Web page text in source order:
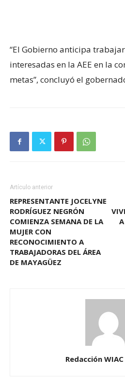
“El Gobierno anticipa
interesadas en la AEE en la
metas”, concluyó el
Artículo anterior
REPRESENTANTE JOCELYNE
RODRÍGUEZ NEGRÓN
COMIENZA SEMANA DE LA
MUJER CON
RECONOCIMIENTO A
TRABAJADORAS DEL ÁREA
DE MAYAGÜEZ
Redacción